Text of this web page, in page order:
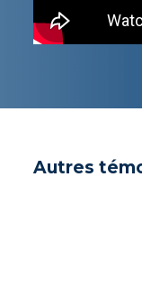
Autres